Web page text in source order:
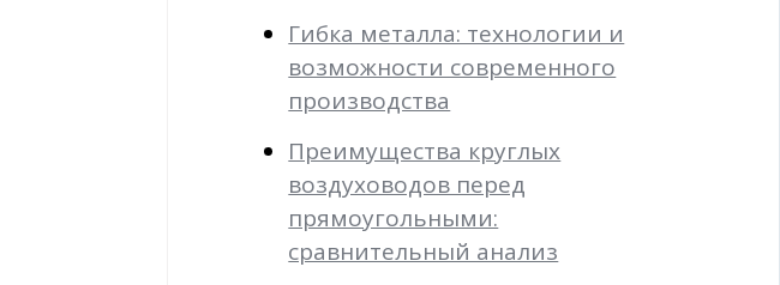
Гибка металла: технологии и
возможности современного
производства
Преимущества круглых
воздуховодов перед
прямоугольными:
сравнительный анализ